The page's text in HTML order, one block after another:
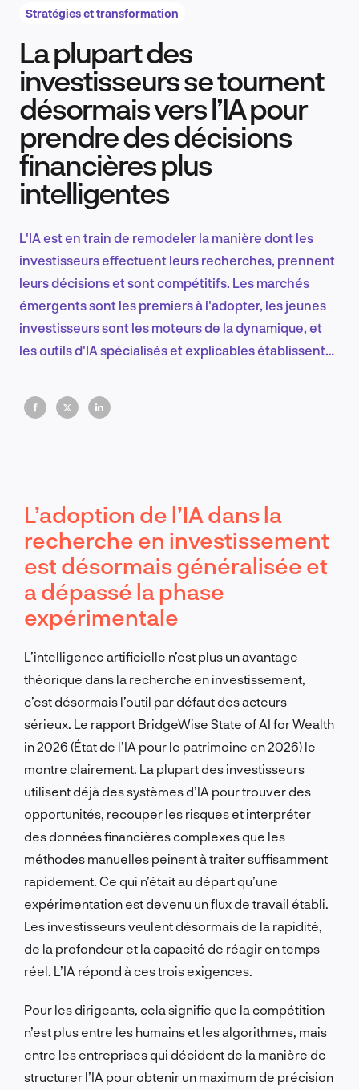
Recherche et conception produit
Tendances sectorielles
FR
Stratégies et transformation
La plupart des
investisseurs se tournent
désormais vers l’IA pour
prendre des décisions
financières plus
intelligentes
L'IA est en train de remodeler la manière dont les
investisseurs effectuent leurs recherches, prennent
leurs décisions et sont compétitifs. Les marchés
émergents sont les premiers à l'adopter, les jeunes
investisseurs sont les moteurs de la dynamique, et
les outils d'IA spécialisés et explicables établissent
précision et d'avantage stratégique dans la finance
mondiale.
L’adoption de l’IA dans la
recherche en investissement
est désormais généralisée et
a dépassé la phase
expérimentale
L’intelligence artificielle n’est plus un avantage
théorique dans la recherche en investissement,
c’est désormais l’outil par défaut des acteurs
sérieux. Le rapport BridgeWise State of AI for Wealth
in 2026 (État de l’IA pour le patrimoine en 2026) le
montre clairement. La plupart des investisseurs
utilisent déjà des systèmes d’IA pour trouver des
opportunités, recouper les risques et interpréter
des données financières complexes que les
méthodes manuelles peinent à traiter suffisamment
rapidement. Ce qui n’était au départ qu’une
expérimentation est devenu un flux de travail établi.
Les investisseurs veulent désormais de la rapidité,
de la profondeur et la capacité de réagir en temps
réel. L’IA répond à ces trois exigences.
Pour les dirigeants, cela signifie que la compétition
n’est plus entre les humains et les algorithmes, mais
entre les entreprises qui décident de la manière de
structurer l’IA pour obtenir un maximum de précision